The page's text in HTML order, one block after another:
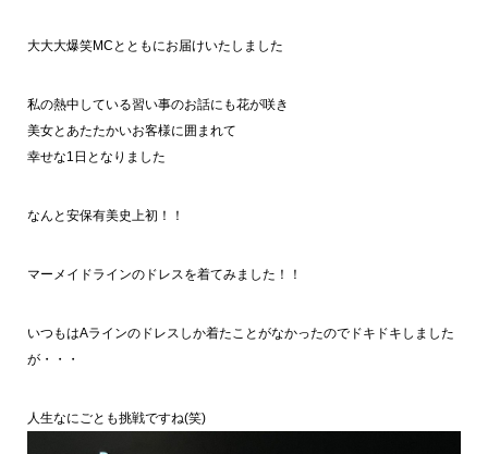
大大大爆笑MCとともにお届けいたしました
私の熱中している習い事のお話にも花が咲き
美女とあたたかいお客様に囲まれて
幸せな1日となりました
なんと安保有美史上初！！
マーメイドラインのドレスを着てみました！！
いつもはAラインのドレスしか着たことがなかったのでドキドキしました
が・・・
人生なにごとも挑戦ですね(笑)